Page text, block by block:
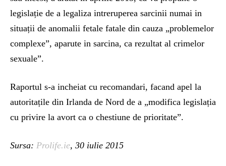
legislație de a legaliza intreruperea sarcinii numai in
situații de anomalii fetale fatale din cauza „problemelor
complexe”, aparute in sarcina, ca rezultat al crimelor
sexuale”.
Raportul s-a incheiat cu recomandari, facand apel la
autoritațile din Irlanda de Nord de a „modifica legislația
cu privire la avort ca o chestiune de prioritate”.
Sursa: Prolife.ie, 30 iulie 2015